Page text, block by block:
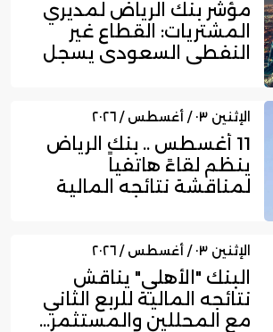
مؤشر بنك الرياض لمديري
المشتريات: القطاع غير
النفطي السعودي يسجل
الإثنين ٠٣ / أغسطس / ٢٠٢٦
11 أغسطس .. بنك الرياض
ينظم لقاءً هاتفياً
لمناقشة نتائجه المالية
الإثنين ٠٣ / أغسطس / ٢٠٢٦
البنك "الأهلي" يناقش
نتائجه المالية للربع الثاني
مع المحللين والمستثمر...